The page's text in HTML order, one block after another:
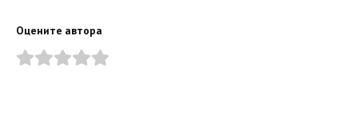
Оцените автора